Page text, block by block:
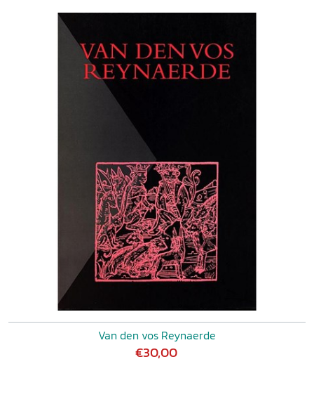
Van den vos Reynaerde
€30,00